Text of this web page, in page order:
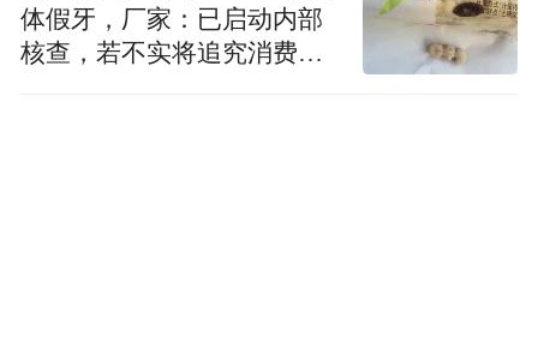
体假牙，厂家：已启动内部
核查，若不实将追究消费者